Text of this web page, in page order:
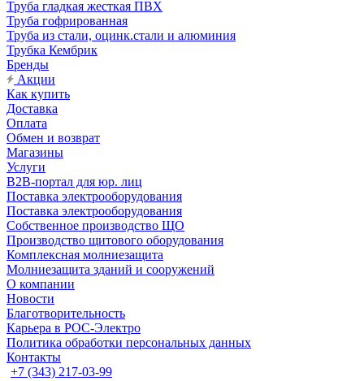
Труба гладкая жесткая ПВХ
Труба гофрированная
Труба из стали, оцинк.стали и алюминия
Трубка Кембрик
Бренды
Акции
Как купить
Доставка
Оплата
Обмен и возврат
Магазины
Услуги
B2B-портал для юр. лиц
Поставка электрооборудования
Поставка электрооборудования
Собственное производство ЩО
Производство щитового оборудования
Комплексная молниезащита
Молниезащита зданий и сооружений
О компании
Новости
Благотворительность
Карьера в РОС-Электро
Политика обработки персональных данных
Контакты
+7 (343) 217-03-99